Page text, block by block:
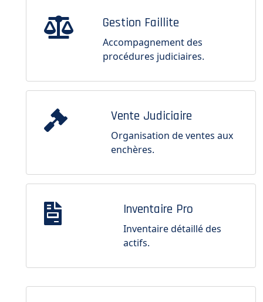
Gestion Faillite
Accompagnement des
procédures judiciaires.
Vente Judiciaire
Organisation de ventes aux
enchères.
Inventaire Pro
Inventaire détaillé des
actifs.